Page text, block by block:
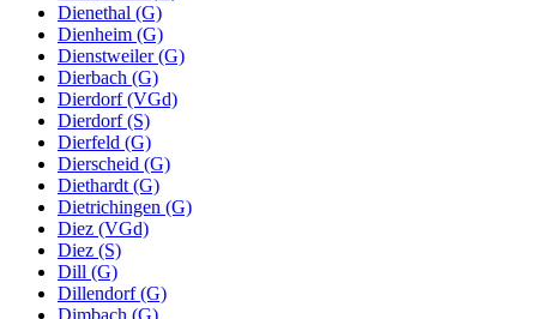
Dienethal (G)
Dienheim (G)
Dienstweiler (G)
Dierbach (G)
Dierdorf (VGd)
Dierdorf (S)
Dierfeld (G)
Dierscheid (G)
Diethardt (G)
Dietrichingen (G)
Diez (VGd)
Diez (S)
Dill (G)
Dillendorf (G)
Dimbach (G)